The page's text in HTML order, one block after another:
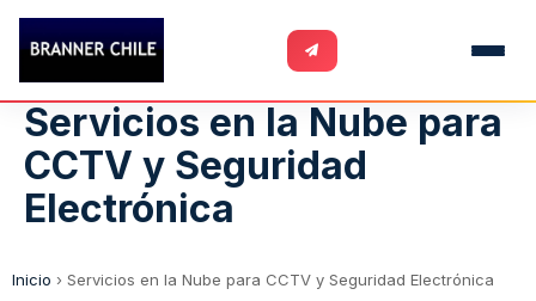
Servicios en la Nube para
CCTV y Seguridad
Electrónica
Inicio › Servicios en la Nube para CCTV y Seguridad Electrónica